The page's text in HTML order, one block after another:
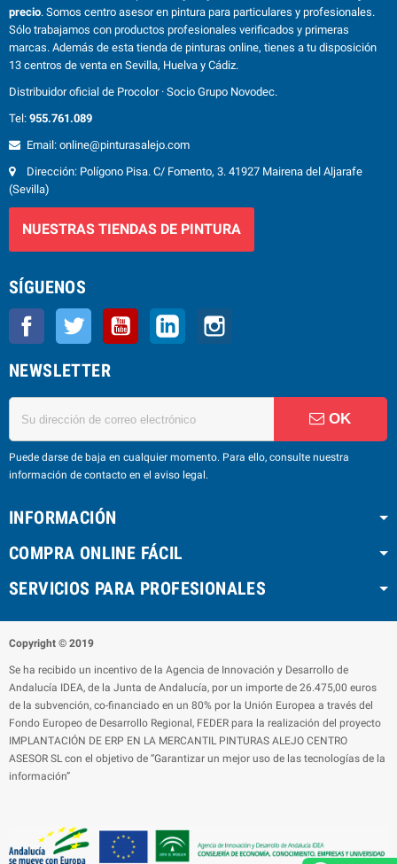
precio. Somos centro asesor en pintura para particulares y profesionales.
Sólo trabajamos con productos profesionales verificados y primeras
marcas. Además de esta tienda de pinturas online, tienes a tu disposición
13 centros de venta en Sevilla, Huelva y Cádiz.
Distribuidor oficial de Procolor · Socio Grupo Novodec.
Tel: 955.761.089
Email: online@pinturasalejo.com
Dirección: Polígono Pisa. C/ Fomento, 3. 41927 Mairena del Aljarafe
(Sevilla)
NUESTRAS TIENDAS DE PINTURA
SÍGUENOS
Facebook Twitter YouTube LinkedIn
NEWSLETTER
OK
Puede darse de baja en cualquier momento. Para ello, consulte nuestra
información de contacto en el aviso legal.
INFORMACIÓN
COMPRA ONLINE FÁCIL
SERVICIOS PARA PROFESIONALES
Copyright © 2019
Se ha recibido un incentivo de la Agencia de Innovación y Desarrollo de
Andalucía IDEA, de la Junta de Andalucía, por un importe de 26.475,00 euros
de la subvención, co-financiado en un 80% por la Unión Europea a través del
Fondo Europeo de Desarrollo Regional, FEDER para la realización del proyecto
IMPLANTACIÓN DE ERP EN LA MERCANTIL PINTURAS ALEJO CENTRO
ASESOR SL con el objetivo de “Garantizar un mejor uso de las tecnologías de la
información”